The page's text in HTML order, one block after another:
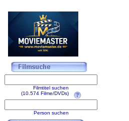
Filmtitel suchen
(10.574 Filme/DVDs)
Person suchen